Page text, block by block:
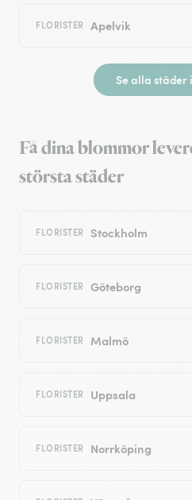
FLORISTER Apelvik
Se alla städer
Få dina blommor
största städer
FLORISTER Stockholm
FLORISTER Göteborg
FLORISTER Malmö
FLORISTER Uppsala
FLORISTER Norrköping